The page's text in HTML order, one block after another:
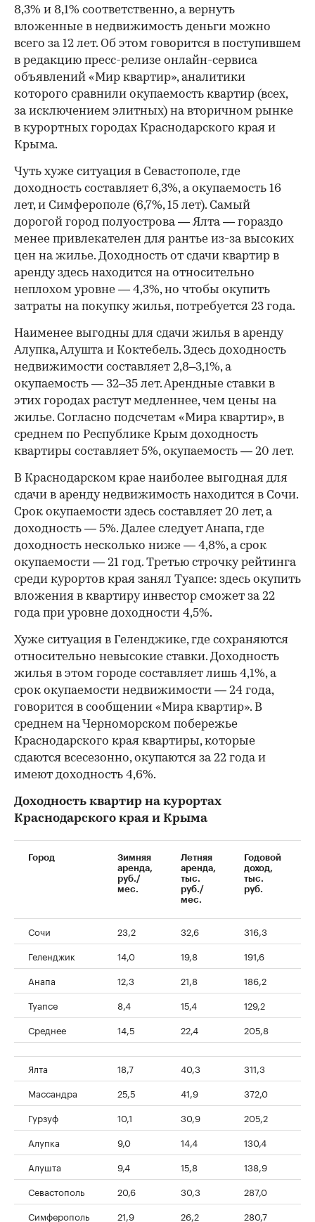
8,3% и 8,1% соответственно, а вернуть
вложенные в недвижимость деньги можно
всего за 12 лет. Об этом говорится в поступившем
в редакцию пресс-релизе онлайн-сервиса
объявлений «Мир квартир», аналитики
которого сравнили окупаемость квартир (всех,
за исключением элитных) на вторичном рынке
в курортных городах Краснодарского края и
Крыма.
Чуть хуже ситуация в Севастополе, где
доходность составляет 6,3%, а окупаемость 16
лет, и Симферополе (6,7%, 15 лет). Самый
дорогой город полуострова — Ялта — гораздо
менее привлекателен для рантье из-за высоких
цен на жилье. Доходность от сдачи квартир в
аренду здесь находится на относительно
неплохом уровне — 4,3%, но чтобы окупить
затраты на покупку жилья, потребуется 23 года.
Наименее выгодны для сдачи жилья в аренду
Алупка, Алушта и Коктебель. Здесь доходность
недвижимости составляет 2,8–3,1%, а
окупаемость — 32–35 лет. Арендные ставки в
этих городах растут медленнее, чем цены на
жилье. Согласно подсчетам «Мира квартир», в
среднем по Республике Крым доходность
квартиры составляет 5%, окупаемость — 20 лет.
В Краснодарском крае наиболее выгодная для
сдачи в аренду недвижимость находится в Сочи.
Срок окупаемости здесь составляет 20 лет, а
доходность — 5%. Далее следует Анапа, где
доходность несколько ниже — 4,8%, а срок
окупаемости — 21 год. Третью строчку рейтинга
среди курортов края занял Туапсе: здесь окупить
вложения в квартиру инвестор сможет за 22
года при уровне доходности 4,5%.
Хуже ситуация в Геленджике, где сохраняются
относительно невысокие ставки. Доходность
жилья в этом городе составляет лишь 4,1%, а
срок окупаемости недвижимости — 24 года,
говорится в сообщении «Мира квартир». В
среднем на Черноморском побережье
Краснодарского края квартиры, которые
сдаются всесезонно, окупаются за 22 года и
имеют доходность 4,6%.
Доходность квартир на курортах
Краснодарского края и Крыма
Город
Зимняя
аренда,
руб./
мес.
Летняя
аренда,
тыс.
руб./
мес.
Годовой
доход,
тыс.
руб.
Сочи 23,2 32,6 316,3
Геленджик
14,0 19,8 191,6
Анапа
12,3 21,8 186,2
Туапсе
8,4 15,4 129,2
Среднее
14,5 22,4 205,8
Ялта 18,7 40,3 311,3
Массандра
25,5 41,9 372,0
Гурзуф
10,1 30,9 205,2
Алупка
9,0 14,4 130,4
Алушта
9,4 15,8 138,9
Севастополь
20,6 30,3 287,0
Симферополь
21,9 26,2 280,7